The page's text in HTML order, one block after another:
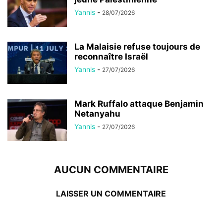
Yannis - 28/07/2026
La Malaisie refuse toujours de
reconnaître Israël
Yannis - 27/07/2026
Mark Ruffalo attaque Benjamin
Netanyahu
Yannis - 27/07/2026
AUCUN COMMENTAIRE
LAISSER UN COMMENTAIRE